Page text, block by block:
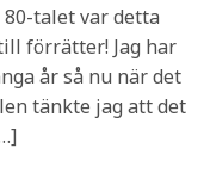
talet var detta
förrätter! Jag har
år så nu när det
tänkte jag att det